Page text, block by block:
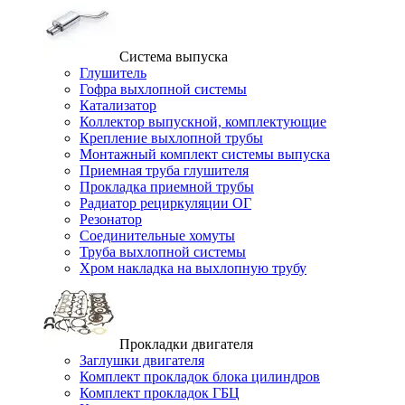
Система выпуска
Глушитель
Гофра выхлопной системы
Катализатор
Коллектор выпускной, комплектующие
Крепление выхлопной трубы
Монтажный комплект системы выпуска
Приемная труба глушителя
Прокладка приемной трубы
Радиатор рециркуляции ОГ
Резонатор
Соединительные хомуты
Труба выхлопной системы
Хром накладка на выхлопную трубу
Прокладки двигателя
Заглушки двигателя
Комплект прокладок блока цилиндров
Комплект прокладок ГБЦ